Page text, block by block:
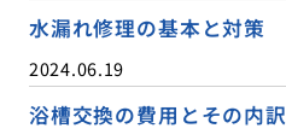
水漏れ修理の基本と対策
2024.06.19
浴槽交換の費用とその内訳